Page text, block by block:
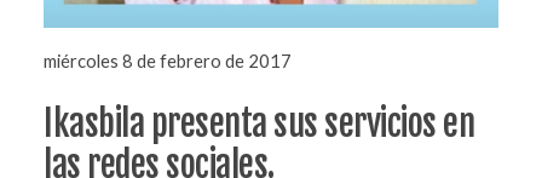
miércoles 8 de febrero de 2017
Ikasbila presenta sus servicios en
las redes sociales.